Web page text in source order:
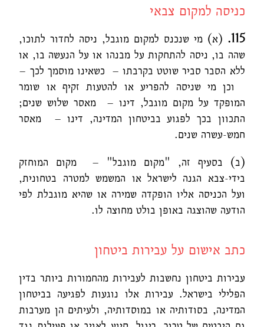
כניסה למקום צבאי
115. (א) מי שנכנס למקום מוגבל, ניסה לחדור לתוכו,
שהה בו, ניסה להתחקות על מבנהו או על הנעשה בו, או
ללא הסבר סביר שוטט בקרבתו – כשאינו מוסמך לכך –
וכן מי שניסה להפריע או להטעות זקיף או שומר
המופקד על מקום מוגבל, דינו – מאסר שלוש שנים;
התכוון בכך לפגוע בביטחון המדינה, דינו – מאסר
חמש-עשרה שנים.
(ב) בסעיף זה, "מקום מוגבל" – מקום המוחזק
בידי-צבא הגנה לישראל או המשמש למטרה בטחונית,
ועל הכניסה אליו הופקדה שמירה או שהיא מוגבלת לפי
הודעה שהוצגה באופן בולט מחוצה לו.
כתב אישום על עבירות ביטחון
עבירות ביטחון נחשבות לעבירות מהחמורות ביותר בדין
הפלילי בישראל. עבירות אלו נוגעות לפגיעה בביטחון
המדינה, בסודותיה או במוסדותיה, ולעיתים הן מערבות